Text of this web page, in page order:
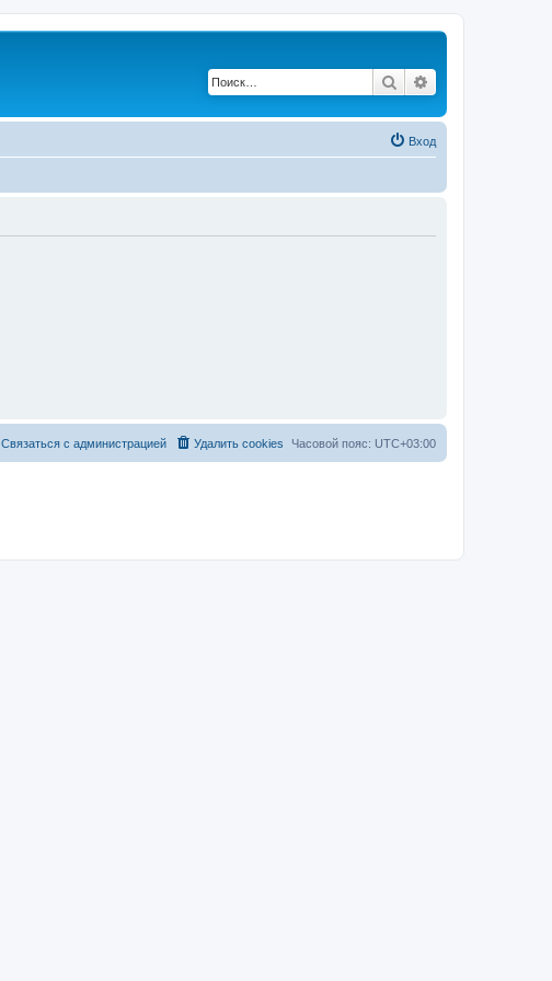
Поиск
Вход
Часовой пояс: UTC+03:00
Удалить cookies
Связаться с администрацией